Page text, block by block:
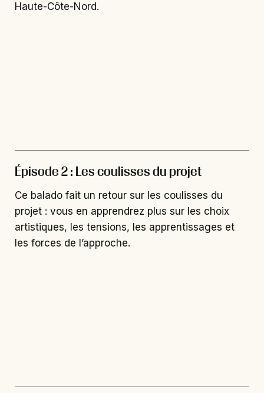
Haute-Côte-Nord.
Épisode 2 : Les coulisses du projet
Ce balado fait un retour sur les coulisses du
projet : vous en apprendrez plus sur les choix
artistiques, les tensions, les apprentissages et
les forces de l’approche.